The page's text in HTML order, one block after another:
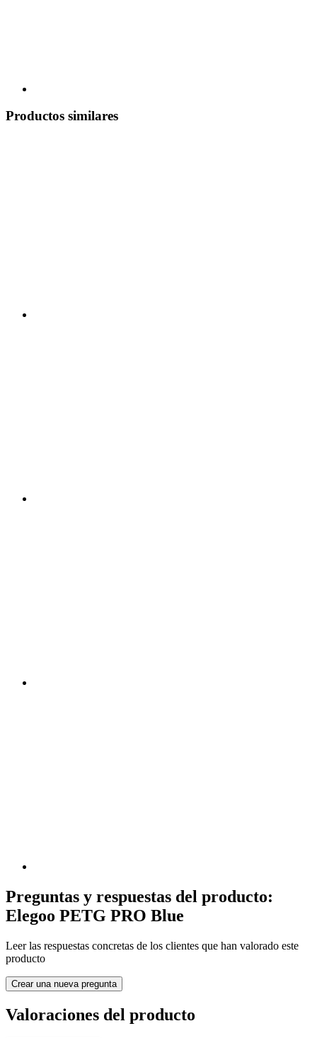
Productos similares
Preguntas y respuestas del producto:
Elegoo PETG PRO Blue
Leer las respuestas concretas de los clientes que han valorado este
producto
Crear una nueva pregunta
Valoraciones del producto